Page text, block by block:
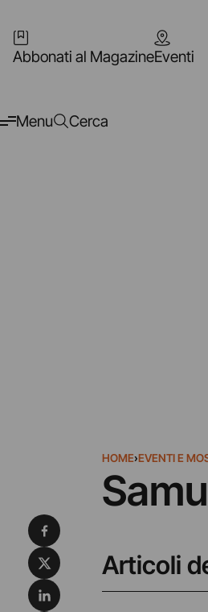
Abbonati al MagazineEventi
Menu Cerca
HOME›EVENTI E
Articoli
Condividi su Facebook
Condividi su X
Condividi su LinkedIn